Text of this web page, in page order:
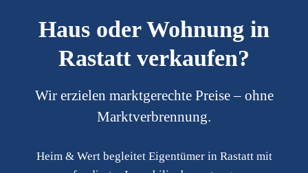
Haus oder Wohnung in
Rastatt verkaufen?
Wir erzielen marktgerechte Preise – ohne
Marktverbrennung.
Heim & Wert begleitet Eigentümer in Rastatt mit